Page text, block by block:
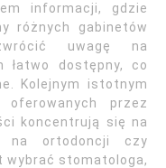
informacji, gdzie
różnych gabinetów
uwagę na
łatwo dostępny, co
Kolejnym istotnym
przez
koncentrują się na
na ortodoncji czy
wybrać stomatologa,